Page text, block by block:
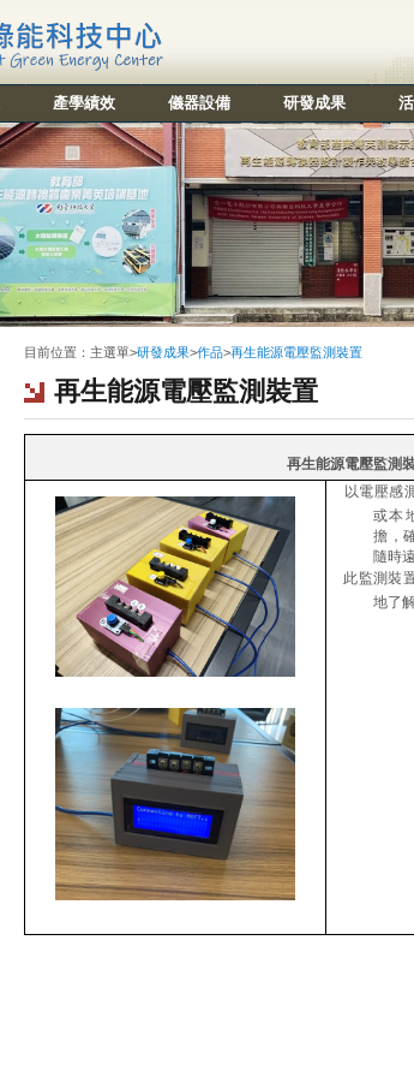
產學績效 儀器設備 研發成果
目前位置： 主選單>研發成果>作品>再生能源電壓監測裝置
再生能源電壓監測裝置
再生能源電壓監測
以電壓感
或本
擔，
隨時
此監測裝
地了